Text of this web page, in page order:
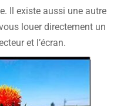
Il existe aussi une autre
louer directement un
et l’écran.